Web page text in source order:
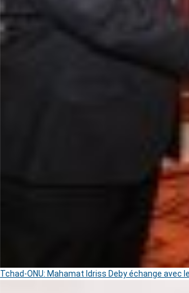
Tchad-ONU: Mahamat Idriss Deby échange avec